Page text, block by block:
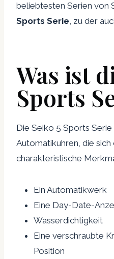
beliebtesten Serien von
Sports Serie, zu der
Was ist
Sports
Die Seiko 5 Sports
Automatikuhren, die sich
charakteristische
Ein Automatikwerk
Eine Day-Date-
Wasserdichtigkeit
Eine verschraubte
Position